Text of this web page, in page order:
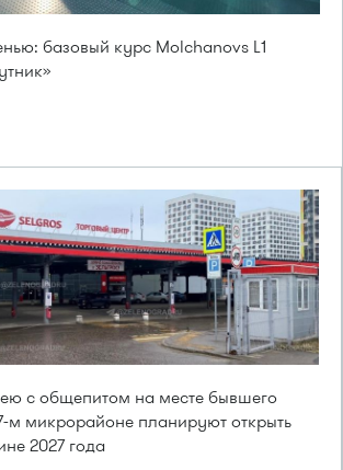
базовый курс Molchanovs L1
с общепитом на месте бывшего
м микрорайоне планируют открыть
2027 года